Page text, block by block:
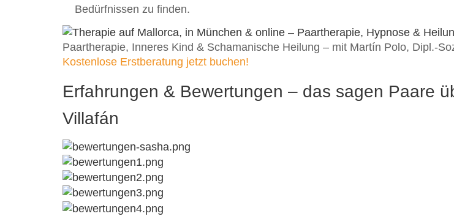
Bedürfnissen zu finden.
Paartherapie, Inneres Kind & Schamanische Heilung – mit Martín Polo, Dipl.-
Kostenlose Erstberatung jetzt buchen!
Erfahrungen & Bewertungen – das sagen Paare
Villafán